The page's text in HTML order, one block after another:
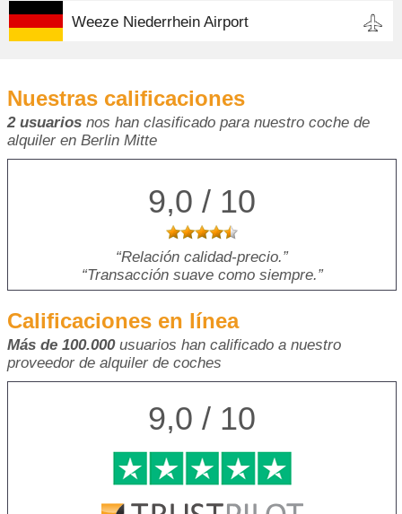
Weeze Niederrhein Airport
Nuestras calificaciones
2 usuarios nos han clasificado para nuestro coche de
alquiler en Berlin Mitte
9,0 / 10
Relación calidad-precio.
Transacción suave como siempre.
Calificaciones en línea
Más de 100.000usuarios han calificado a nuestro
proveedor de alquiler de coches
9,0 / 10